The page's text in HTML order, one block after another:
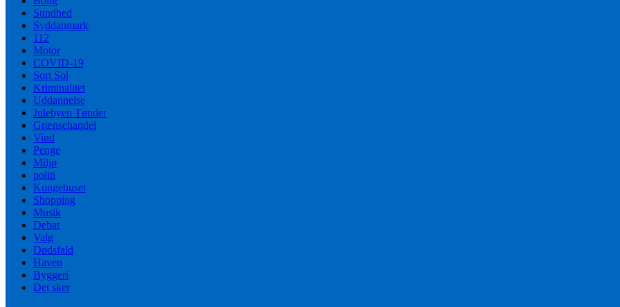
Sundhed
Syddanmark
112
Motor
COVID-19
Sort Sol
Kriminalitet
Uddannelse
Julebyen Tønder
Grænsehandel
Vind
Penge
Miljø
politi
Kongehuset
Shopping
Musik
Debat
Valg
Dødsfald
Haven
Byggeri
Det sker